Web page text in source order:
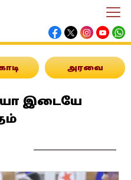
அரவை
இடையே